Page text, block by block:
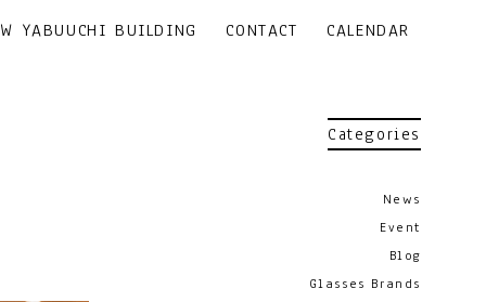
YABUUCHI BUILDING CONTACT CALENDAR
Categories
News
Event
Blog
Glasses Brands